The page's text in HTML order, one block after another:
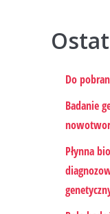
Do
Badanie
Płynna